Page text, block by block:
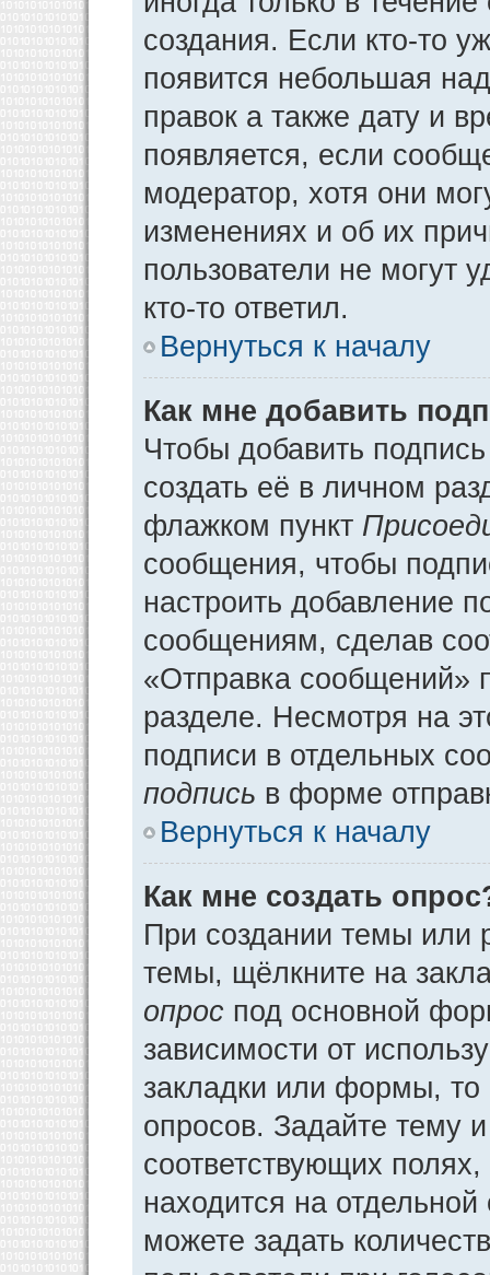
создания. Если кто-то
появится небольшая
правок а также дату и
появляется, если
модератор, хотя они
изменениях и об их
пользователи не могут
кто-то ответил.
Вернуться к началу
Как мне добавить
Чтобы добавить
создать её в личном
флажком пункт
сообщения, чтобы
настроить добавление
сообщениям, сделав
«Отправка сообщений»
разделе. Несмотря на
подписи в отдельных
подпись в форме
Вернуться к началу
Как мне создать
При создании темы или
темы, щёлкните на
опрос под основной
зависимости от
закладки или формы, то
опросов. Задайте тему
соответствующих
находится на
можете задать